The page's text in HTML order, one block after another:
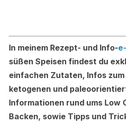
In meinem Rezept- und Info-
süßen Speisen findest du
einfachen Zutaten, Infos
ketogenen und
Informationen rund ums Low
Backen, sowie Tipps und